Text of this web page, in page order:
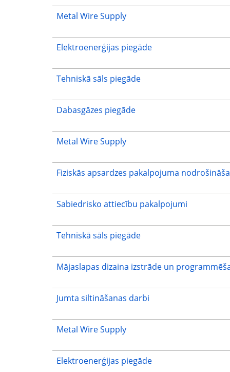
Metal Wire Supply
Elektroenerģijas piegāde
Tehniskā sāls piegāde
Dabasgāzes piegāde
Metal Wire Supply
Fiziskās apsardzes pakalpojuma
Sabiedrisko attiecību pakalpojumi
Tehniskā sāls piegāde
Mājaslapas dizaina izstrāde un
Jumta siltināšanas darbi
Metal Wire Supply
Elektroenerģijas piegāde